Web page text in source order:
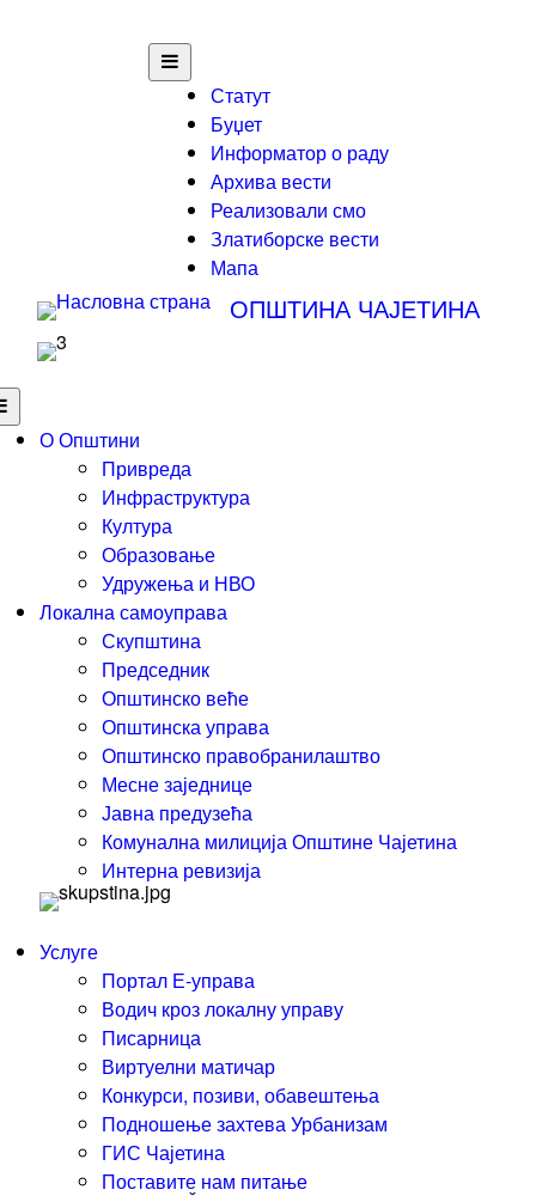
Статут
Буџет
Информатор о раду
Архива вести
Реализовали смо
Златиборске вести
Мапа
ОПШТИНА ЧАЈЕТИНА
О Општини
Привреда
Инфраструктура
Култура
Образовање
Удружења и НВО
Локална самоуправа
Скупштина
Председник
Општинско веће
Општинска управа
Општинско правобранилаштво
Месне заједнице
Јавна предузећа
Комунална милиција Општине Чајетина
Интерна ревизија
Услуге
Портал Е-управа
Водич кроз локалну управу
Писарница
Виртуелни матичар
Конкурси, позиви, обавештења
Подношење захтева Урбанизам
ГИС Чајетина
Поставите нам питање